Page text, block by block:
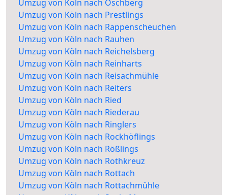
Umzug von Köln nach Öschberg
Umzug von Köln nach Prestlings
Umzug von Köln nach Rappenscheuchen
Umzug von Köln nach Rauhen
Umzug von Köln nach Reichelsberg
Umzug von Köln nach Reinharts
Umzug von Köln nach Reisachmühle
Umzug von Köln nach Reiters
Umzug von Köln nach Ried
Umzug von Köln nach Riederau
Umzug von Köln nach Ringlers
Umzug von Köln nach Rockhöflings
Umzug von Köln nach Rößlings
Umzug von Köln nach Rothkreuz
Umzug von Köln nach Rottach
Umzug von Köln nach Rottachmühle